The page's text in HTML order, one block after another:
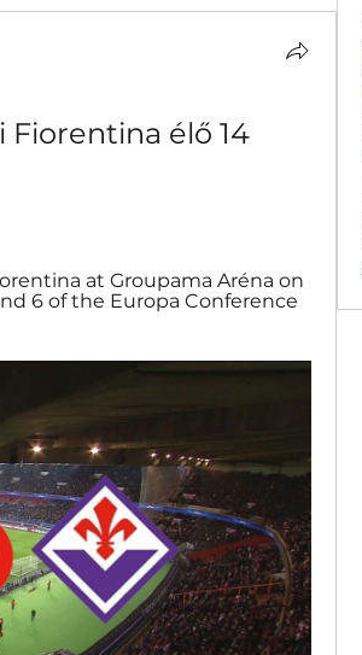
Fiorentina élő 14
at Groupama Aréna on
6 of the Europa Conference